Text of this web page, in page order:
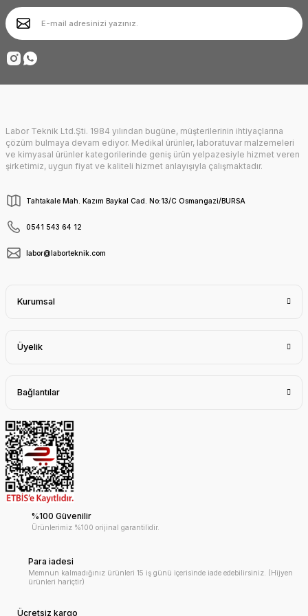
Ürün fiyatı diğer sitelerden daha pahalı.
Bu ürüne benzer farklı alternatifler olmalı.
Gönder
Deneyimini Paylaş
Labor Teknik Ltd.Şti. 1984 yılından bugüne, müşterilerinin ihtiyaçlarına
çözüm bulmaya devam ediyor. Medikal ürünler, laboratuvar malzemeleri
ve kimyasal ürünler kategorilerinde geniş ürün yelpazesiyle hizmet veren
şirketimiz, uygun fiyat ve kaliteli hizmet anlayışıyla çalışmaktadır.
Tahtakale Mah. Kazım Baykal Cad. No:13/C Osmangazi/BURSA
0541 543 64 12
labor@laborteknik.com
Kurumsal
Üyelik
Bağlantılar
%100 Güvenilir
Ürünlerimiz %100 orijinal garantilidir.
Para iadesi
Memnun kalmadığınız ürünleri 15 iş günü içerisinde iade edebilirsiniz. (Hijyen
ürünleri hariçtir)
Ücretsiz kargo